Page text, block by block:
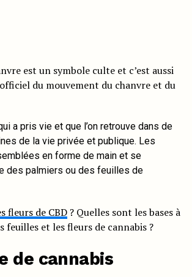
est un symbole culte et c’est aussi
du mouvement du chanvre et du
a pris vie et que l’on retrouve dans de
de la vie privée et publique. Les
en forme de main et se
des palmiers ou des feuilles de
fleurs de CBD? Quelles sont les bases à
feuilles et les fleurs de cannabis ?
de cannabis